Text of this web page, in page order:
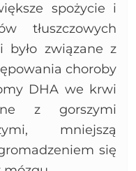
spożycie i
tłuszczowych
związane z
choroby
DHA we krwi
z gorszymi
mniejszą
się